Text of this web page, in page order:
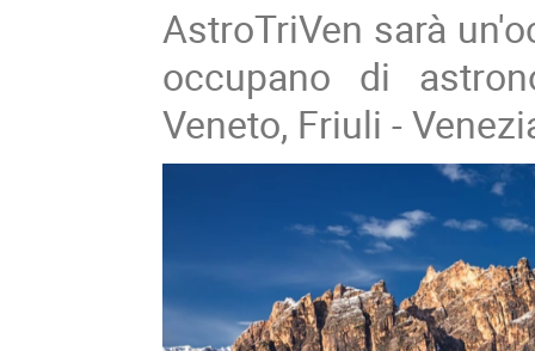
AstroTriVen sarà
occupano di
Veneto, Friuli -